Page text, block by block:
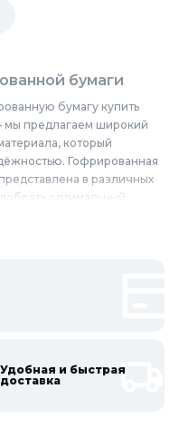
бумаги
бумагу купить
предлагаем широкий
который
Гофрированная
в различных
оптимальный
её
элементов, а также в
и широкий выбор
Удобная и быстрая
доставка